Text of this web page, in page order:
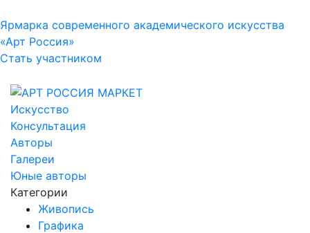
Ярмарка современного академического искусства
«Арт Россия»
Стать участником
Искусство
Консультация
Авторы
Галереи
Юные авторы
Категории
Живопись
Графика